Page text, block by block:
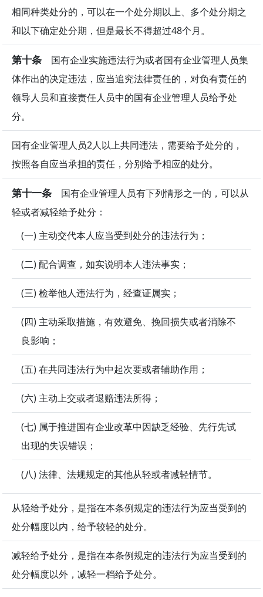
相同种类处分的，可以在一个处分期以上、多个处分期之
和以下确定处分期，但是最长不得超过48个月。
第十条 国有企业实施违法行为或者国有企业管理人员集
体作出的决定违法，应当追究法律责任的，对负有责任的
领导人员和直接责任人员中的国有企业管理人员给予处
分。
国有企业管理人员2人以上共同违法，需要给予处分的，
按照各自应当承担的责任，分别给予相应的处分。
第十一条 国有企业管理人员有下列情形之一的，可以从
轻或者减轻给予处分：
(一) 主动交代本人应当受到处分的违法行为；
(二) 配合调查，如实说明本人违法事实；
(三) 检举他人违法行为，经查证属实；
(四) 主动采取措施，有效避免、挽回损失或者消除不
良影响；
(五) 在共同违法行为中起次要或者辅助作用；
(六) 主动上交或者退赔违法所得；
(七) 属于推进国有企业改革中因缺乏经验、先行先试
出现的失误错误；
(八) 法律、法规规定的其他从轻或者减轻情节。
从轻给予处分，是指在本条例规定的违法行为应当受到的
处分幅度以内，给予较轻的处分。
减轻给予处分，是指在本条例规定的违法行为应当受到的
处分幅度以外，减轻一档给予处分。